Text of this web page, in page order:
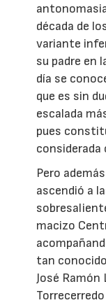
década de
variante
su padre en
día se
que es sin
escalada
pues
considerada
Pero
ascendió a
macizo
tan
José Ramón